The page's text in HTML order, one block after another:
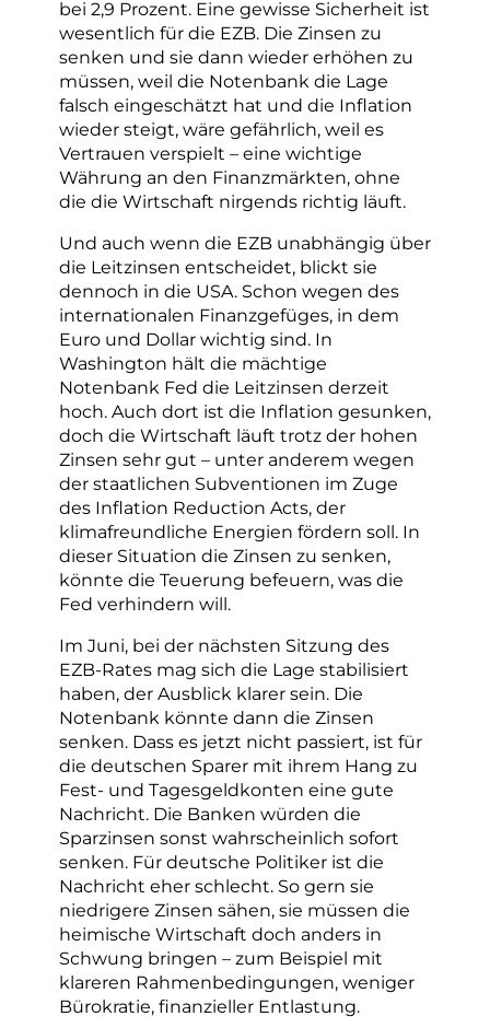
bei 2,9 Prozent. Eine gewisse Sicherheit ist
wesentlich für die EZB. Die Zinsen zu
senken und sie dann wieder erhöhen zu
müssen, weil die Notenbank die Lage
falsch eingeschätzt hat und die Inflation
wieder steigt, wäre gefährlich, weil es
Vertrauen verspielt – eine wichtige
Währung an den Finanzmärkten, ohne
die die Wirtschaft nirgends richtig läuft.
Und auch wenn die EZB unabhängig über
die Leitzinsen entscheidet, blickt sie
dennoch in die USA. Schon wegen des
internationalen Finanzgefüges, in dem
Euro und Dollar wichtig sind. In
Washington hält die mächtige
Notenbank Fed die Leitzinsen derzeit
hoch. Auch dort ist die Inflation gesunken,
doch die Wirtschaft läuft trotz der hohen
Zinsen sehr gut – unter anderem wegen
der staatlichen Subventionen im Zuge
des Inflation Reduction Acts, der
klimafreundliche Energien fördern soll. In
dieser Situation die Zinsen zu senken,
könnte die Teuerung befeuern, was die
Fed verhindern will.
Im Juni, bei der nächsten Sitzung des
EZB-Rates mag sich die Lage stabilisiert
haben, der Ausblick klarer sein. Die
Notenbank könnte dann die Zinsen
senken. Dass es jetzt nicht passiert, ist für
die deutschen Sparer mit ihrem Hang zu
Fest- und Tagesgeldkonten eine gute
Nachricht. Die Banken würden die
Sparzinsen sonst wahrscheinlich sofort
senken. Für deutsche Politiker ist die
Nachricht eher schlecht. So gern sie
niedrigere Zinsen sähen, sie müssen die
heimische Wirtschaft doch anders in
Schwung bringen – zum Beispiel mit
klareren Rahmenbedingungen, weniger
Bürokratie, finanzieller Entlastung.